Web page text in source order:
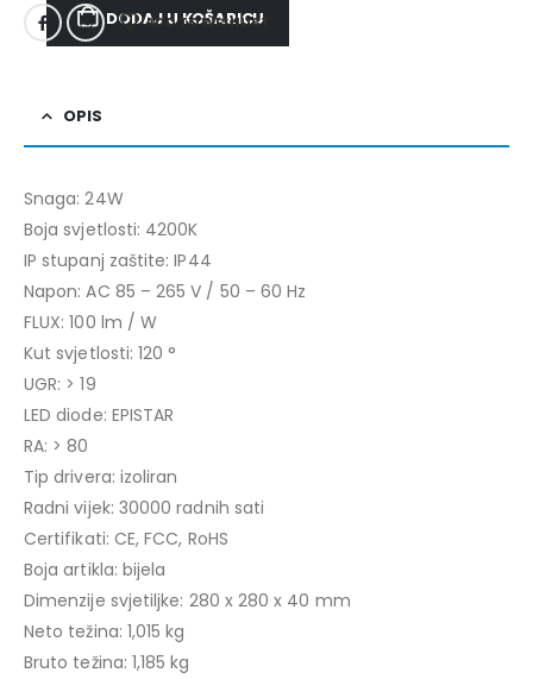
DODAJ U KOŠARICU
ADD TO WISHLIST
OPIS
Snaga: 24W
Boja svjetlosti: 4200K
IP stupanj zaštite: IP44
Napon: AC 85 – 265 V / 50 – 60 Hz
FLUX: 100 lm / W
Kut svjetlosti: 120 °
UGR: > 19
LED diode: EPISTAR
RA: > 80
Tip drivera: izoliran
Radni vijek: 30000 radnih sati
Certifikati: CE, FCC, RoHS
Boja artikla: bijela
Dimenzije svjetiljke: 280 x 280 x 40 mm
Neto težina: 1,015 kg
Bruto težina: 1,185 kg